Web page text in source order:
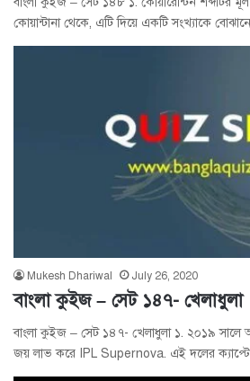
কোয়ান্টানা থেকে, এটি দিয়ে একটি সংখ্যাকে
Mukesh Dhariwal July 26, 2020
বাংলা কুইজ – সেট ১৪৭-
বাংলা কুইজ – সেট ১৪৭- খেলাধুলা ১. ২০১৯ সালে
জয় লাভ করে IPL Supernova. এই দলের